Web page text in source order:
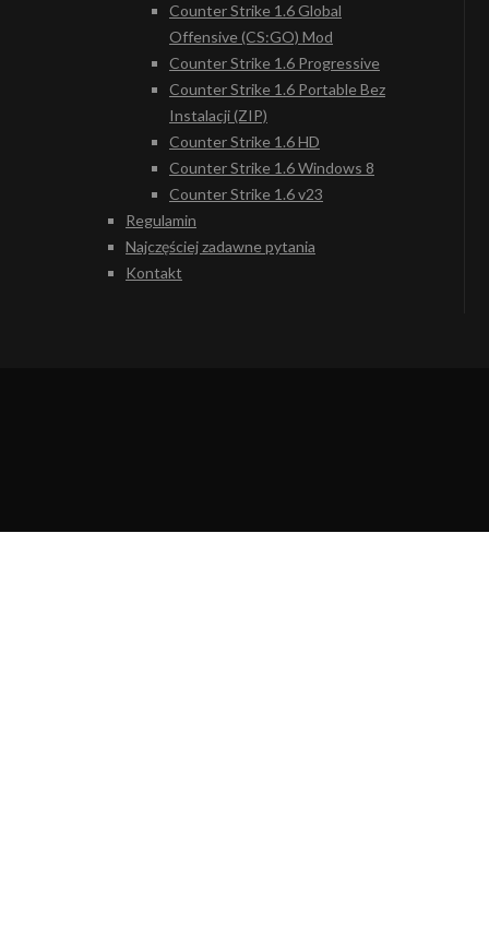
Counter Strike 1.6 Global
Offensive (CS:GO) Mod
Counter Strike 1.6 Progressive
Counter Strike 1.6 Portable Bez
Instalacji (ZIP)
Counter Strike 1.6 HD
Counter Strike 1.6 Windows 8
Counter Strike 1.6 v23
Regulamin
Najczęściej zadawne pytania
Kontakt